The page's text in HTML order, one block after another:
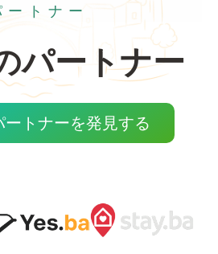
ートナー
パートナー
トナーを発見する